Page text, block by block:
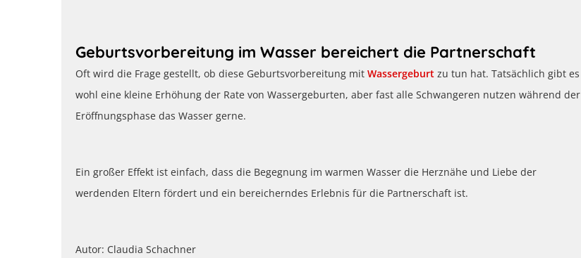
Geburtsvorbereitung im Wasser bereichert die Partnerschaft
Oft wird die Frage gestellt, ob diese Geburtsvorbereitung mit Wassergeburt zu tun hat. Tatsächlich gibt es
wohl eine kleine Erhöhung der Rate von Wassergeburten, aber fast alle Schwangeren nutzen während der
Eröffnungsphase das Wasser gerne.
Ein großer Effekt ist einfach, dass die Begegnung im warmen Wasser die Herznähe und Liebe der
werdenden Eltern fördert und ein bereicherndes Erlebnis für die Partnerschaft ist.
Autor: Claudia Schachner